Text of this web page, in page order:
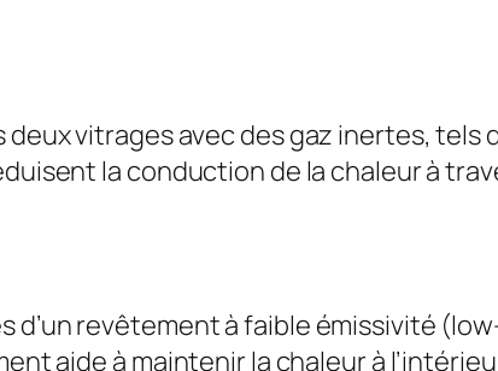
vitrages avec des gaz inertes, tels
la conduction de la chaleur à
revêtement à faible émissivité
aide à maintenir la chaleur à